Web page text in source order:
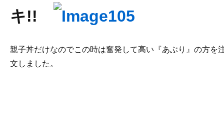
キ!!
親子丼だけなのでこの時は奮発して高い『あぶり』の方を
文しました。